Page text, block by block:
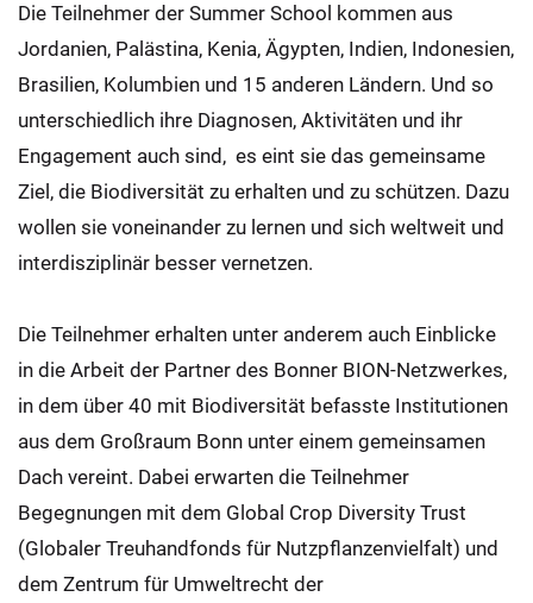
Die Teilnehmer der Summer School kommen aus
Jordanien, Palästina, Kenia, Ägypten, Indien, Indonesien,
Brasilien, Kolumbien und 15 anderen Ländern. Und so
unterschiedlich ihre Diagnosen, Aktivitäten und ihr
Engagement auch sind, es eint sie das gemeinsame
Ziel, die Biodiversität zu erhalten und zu schützen. Dazu
wollen sie voneinander zu lernen und sich weltweit und
interdisziplinär besser vernetzen.
Die Teilnehmer erhalten unter anderem auch Einblicke
in die Arbeit der Partner des Bonner BION-Netzwerkes,
in dem über 40 mit Biodiversität befasste Institutionen
aus dem Großraum Bonn unter einem gemeinsamen
Dach vereint. Dabei erwarten die Teilnehmer
Begegnungen mit dem Global Crop Diversity Trust
(Globaler Treuhandfonds für Nutzpflanzenvielfalt) und
dem Zentrum für Umweltrecht der